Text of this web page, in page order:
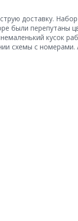
доставку.
были перепутаны
кусок
схемы с номерами.